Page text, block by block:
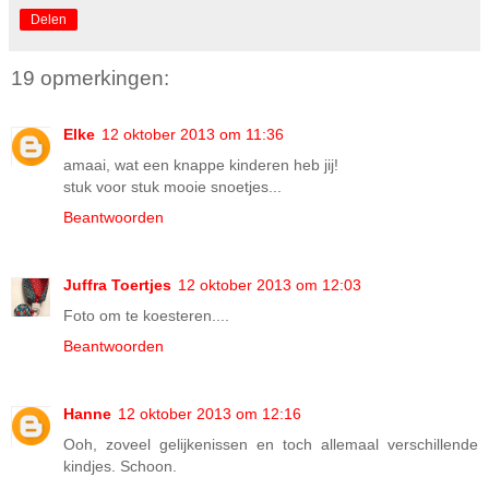
Delen
19 opmerkingen:
Elke 12 oktober 2013 om 11:36
amaai, wat een knappe kinderen heb jij!
stuk voor stuk mooie snoetjes...
Beantwoorden
Juffra Toertjes 12 oktober 2013 om 12:03
Foto om te koesteren....
Beantwoorden
Hanne 12 oktober 2013 om 12:16
Ooh, zoveel gelijkenissen en toch allemaal verschillende
kindjes. Schoon.